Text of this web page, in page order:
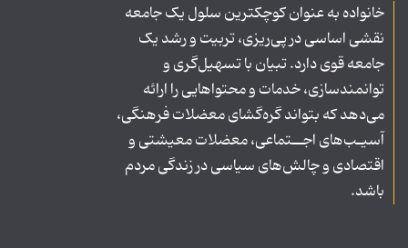
خانواده به عنوان کوچکترین سلول یک جامعه
نقشی اساسی در پی‌ریزی، تربیت و رشد یک
جامعه قوی دارد. تبیان با تسهیل‌گری و
توانمندسازی، خدمات و محتواهایی را ارائه
می‌دهد که بتواند گره‌گشای معضلات فرهنگی،
آسیـب‌های اجــتماعی، معضلات معیشتی و
اقتصادی و چالش‌های سیاسی در زندگی مردم
باشد.